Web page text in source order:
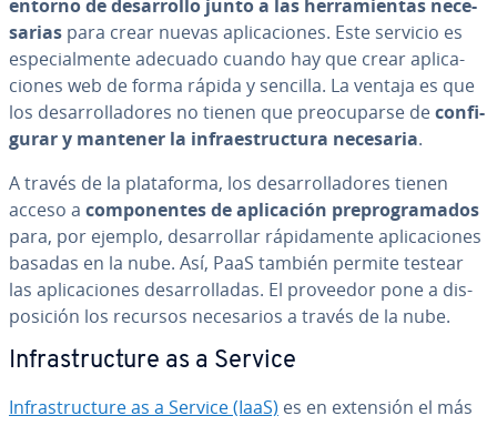
entorno de de­sa­rro­llo junto a las he­rra­mie­n­tas ne­ce­
sa­rias para crear nuevas apli­ca­cio­nes. Este servicio es
es­pe­cia­l­me­n­te adecuado cuando hay que crear apli­ca­
cio­nes web de forma rápida y sencilla. La ventaja es que
los de­sa­rro­lla­do­res no tienen que preo­cu­par­se deco­n­fi­
gu­rar y mantener la in­frae­s­tru­c­tu­ra necesaria.
A través de la pla­ta­fo­r­ma, los de­sa­rro­lla­do­res tienen
acceso a co­m­po­ne­n­tes de apli­ca­ción pre­pro­gra­ma­dos
para, por ejemplo, de­sa­rro­llar rá­pi­da­me­n­te apli­ca­cio­nes
basadas en la nube. Así, PaaS también permite testear
las apli­ca­cio­nes de­sa­rro­lla­das. El proveedor pone a di­s­
po­si­ción los recursos ne­ce­sa­rios a través de la nube.
In­fra­s­tru­c­tu­re as a Service
In­fra­s­tru­c­tu­re as a Service (IaaS) es en extensión el más